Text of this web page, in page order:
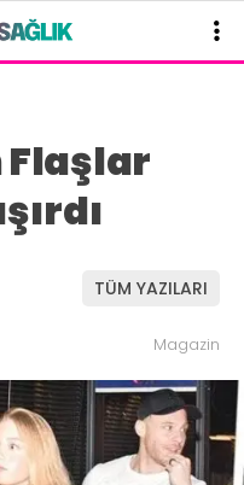
Flaşlar
TÜM YAZILARI
Magazin